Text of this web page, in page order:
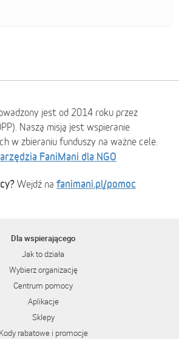
jest od 2014 roku przez
Naszą misją jest wspieranie
w zbieraniu funduszy na ważne cele.
FaniMani dla NGO
Wejdź na fanimani.pl/pomoc
Dla wspierającego
Jak to działa
Wybierz organizację
Centrum pomocy
Aplikacje
Sklepy
Kody rabatowe i promocje